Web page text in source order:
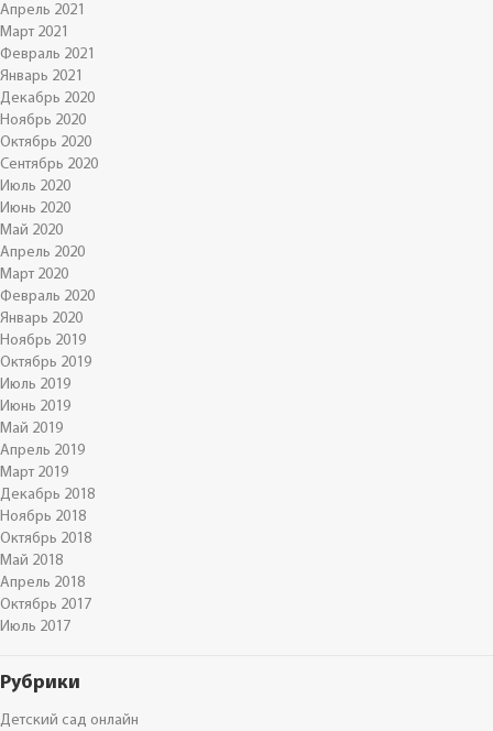
Апрель 2021
Март 2021
Февраль 2021
Январь 2021
Декабрь 2020
Ноябрь 2020
Октябрь 2020
Сентябрь 2020
Июль 2020
Июнь 2020
Май 2020
Апрель 2020
Март 2020
Февраль 2020
Январь 2020
Ноябрь 2019
Октябрь 2019
Июль 2019
Июнь 2019
Май 2019
Апрель 2019
Март 2019
Декабрь 2018
Ноябрь 2018
Октябрь 2018
Май 2018
Апрель 2018
Октябрь 2017
Июль 2017
Рубрики
Детский сад онлайн